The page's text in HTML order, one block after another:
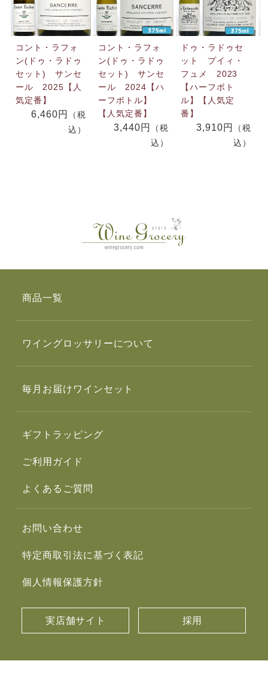
コント・ラフォ
ン(ドゥ・ラドゥ
セット) サンセ
ール 2025【人
気定番】
6,460円
（税
込）
コント・ラフォ
ン(ドゥ・ラドゥ
セット) サンセ
ール 2024【ハ
ーフボトル】
【人気定番】
3,440円
（税
込）
ドゥ・ラドゥセ
ット プイィ・
フュメ 2023
【ハーフボト
ル】【人気定
番】
3,910円
（税
込）
商品一覧
ワイングロッサリーについて
毎月お届けワインセット
ギフトラッピング
ご利用ガイド
よくあるご質問
お問い合わせ
特定商取引法に基づく表記
個人情報保護方針
実店舗サイト 採用